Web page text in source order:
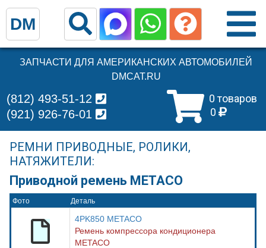
ЗАПЧАСТИ ДЛЯ АМЕРИКАНСКИХ АВТОМОБИЛЕЙ
DMCAT.RU
0 товаров
0
(812) 493-51-12
(921) 926-76-01
РЕМНИ ПРИВОДНЫЕ, РОЛИКИ,
НАТЯЖИТЕЛИ:
Приводной ремень METACO
Фото Деталь
4PK850 METACO
Ремень компрессора кондиционера
METACO
DM